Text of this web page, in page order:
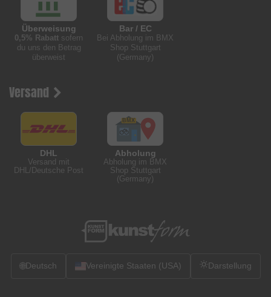
Überweisung
0,5% Rabatt sofern
du uns den Betrag
überweist
Bar / EC
Bei Abholung im BMX
Shop Stuttgart
(Germany)
Versand
DHL
Versand mit
DHL/Deutsche Post
Abholung
Abholung im BMX
Shop Stuttgart
(Germany)
🌐Deutsch Vereinigte Staaten (USA) Darstellung